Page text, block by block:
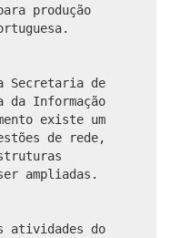
produção
Secretaria de
da Informação
existe um
de rede,
ampliadas.
atividades do